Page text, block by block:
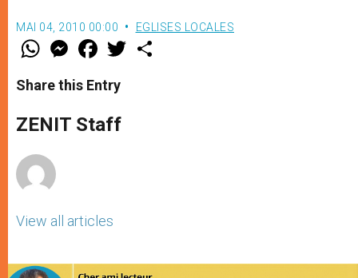
MAI 04, 2010 00:00 EGLISES LOCALES
W
t
s
p
p
M
e
s
e
g
e
F
a
e
b
o
k
w
Share this Entry
ZENIT Staff
View all articles